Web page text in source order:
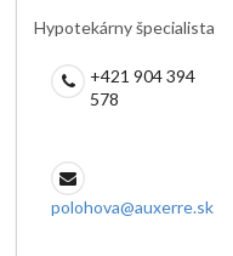
Hypotekárny špecialista
+421 904 394
578
polohova@auxerre.sk